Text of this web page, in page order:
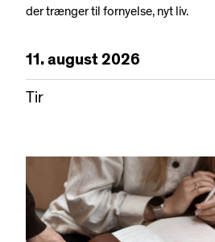
der trænger til fornyelse, nyt liv.
11.august2026
Tir